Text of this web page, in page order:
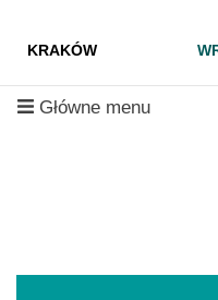
KRAKÓW
mobilne
Główne menu